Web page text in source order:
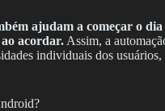
ajudam a começar o
acordar. Assim, a
individuais dos